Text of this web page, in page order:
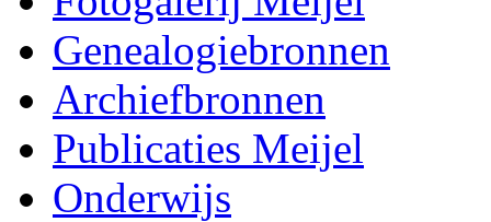
Genealogiebronnen
Archiefbronnen
Publicaties Meijel
Onderwijs